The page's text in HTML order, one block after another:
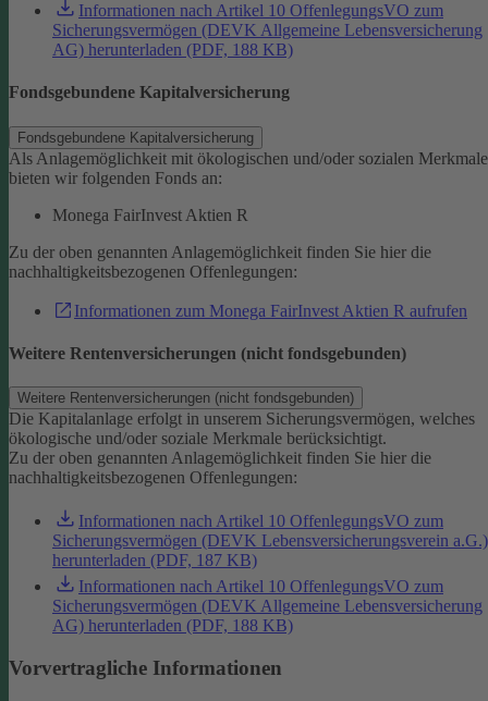
Informationen nach Artikel 10 OffenlegungsVO zum
Sicherungsvermögen (DEVK Allgemeine Lebensversicherung
AG) herunterladen (PDF, 188 KB)
Fondsgebundene Kapitalversicherung
Fondsgebundene Kapitalversicherung
Als Anlagemöglichkeit mit ökologischen und/oder sozialen
bieten wir folgenden Fonds an:
Monega FairInvest Aktien R
Zu der oben genannten Anlagemöglichkeit finden Sie hier die
nachhaltigkeitsbezogenen Offenlegungen:
Informationen zum Monega FairInvest Aktien R aufrufen
Weitere Rentenversicherungen (nicht fondsgebunden)
Weitere Rentenversicherungen (nicht fondsgebunden)
Die Kapitalanlage erfolgt in unserem Sicherungsvermögen, welches
ökologische und/oder soziale Merkmale berücksichtigt.
Zu der oben genannten Anlagemöglichkeit finden Sie hier die
nachhaltigkeitsbezogenen Offenlegungen:
Informationen nach Artikel 10 OffenlegungsVO zum
Sicherungsvermögen (DEVK Lebensversicherungsverein a.G.)
herunterladen (PDF, 187 KB)
Informationen nach Artikel 10 OffenlegungsVO zum
Sicherungsvermögen (DEVK Allgemeine Lebensversicherung
AG) herunterladen (PDF, 188 KB)
Vorvertragliche Informationen